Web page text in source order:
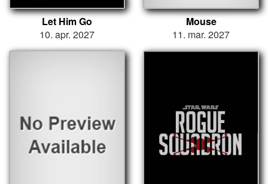
Let Him Go
10. apr. 2027
Mouse
11. mar. 2027